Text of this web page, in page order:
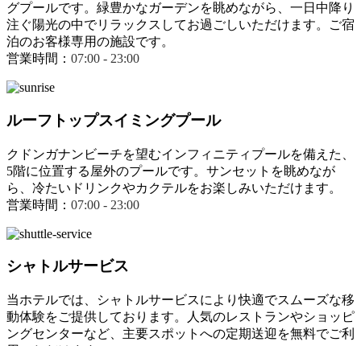
グプールです。緑豊かなガーデンを眺めながら、一日中降り
注ぐ陽光の中でリラックスしてお過ごしいただけます。ご宿
泊のお客様専用の施設です。
営業時間： 07:00 - 23:00
ルーフトップスイミングプール
クドンガナンビーチを望むインフィニティプールを備えた、
5階に位置する屋外のプールです。サンセットを眺めなが
ら、冷たいドリンクやカクテルをお楽しみいただけます。
営業時間： 07:00 - 23:00
シャトルサービス
当ホテルでは、シャトルサービスにより快適でスムーズな移
動体験をご提供しております。人気のレストランやショッピ
ングセンターなど、主要スポットへの定期送迎を無料でご利